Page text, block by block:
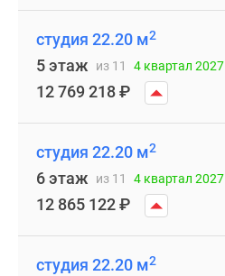
студия 22.20 м2
5 этаж из 11 4 квартал 2027
12 769 218₽
студия 22.20 м2
6 этаж из 11 4 квартал 2027
12 865 122₽
студия 22.20 м2